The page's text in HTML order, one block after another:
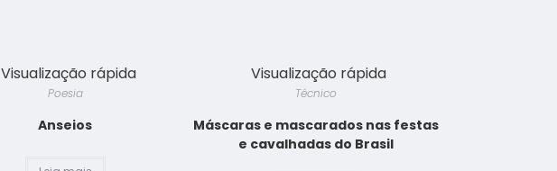
Visualização rápida
Poesia
Anseios
Visualização rápida
Técnico
Máscaras e mascarados nas festas
e cavalhadas do Brasil